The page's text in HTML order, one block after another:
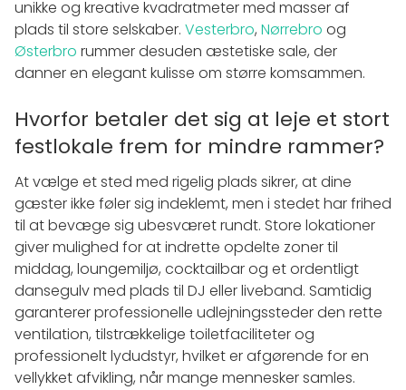
unikke og kreative kvadratmeter med masser af
plads til store selskaber. Vesterbro, Nørrebro og
Østerbro rummer desuden æstetiske sale, der
danner en elegant kulisse om større komsammen.
Hvorfor betaler det sig at leje et stort
festlokale frem for mindre rammer?
At vælge et sted med rigelig plads sikrer, at dine
gæster ikke føler sig indeklemt, men i stedet har frihed
til at bevæge sig ubesværet rundt. Store lokationer
giver mulighed for at indrette opdelte zoner til
middag, loungemiljø, cocktailbar og et ordentligt
dansegulv med plads til DJ eller liveband. Samtidig
garanterer professionelle udlejningssteder den rette
ventilation, tilstrækkelige toiletfaciliteter og
professionelt lydudstyr, hvilket er afgørende for en
vellykket afvikling, når mange mennesker samles.